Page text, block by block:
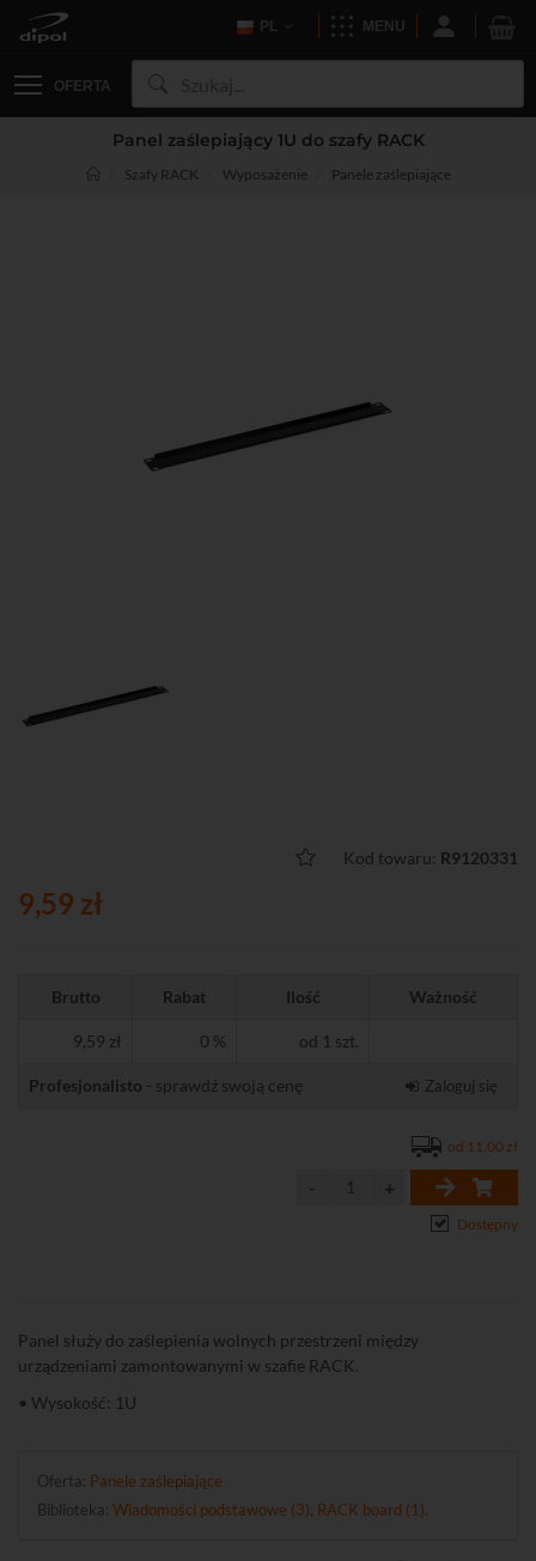
PL MENU
OFERTA
Panel zaślepiający 1U do szafy RACK
Szafy RACK Wyposażenie Panele zaślepiające
Kod towaru: R9120331
9,59 zł
Brutto Rabat Ilość Ważność
9,59 zł 0 % od 1 szt.
Profesjonalisto - sprawdź swoją cenę Zaloguj się
od 11,00 zł
Dostępny
Panel służy do zaślepienia wolnych przestrzeni między
urządzeniami zamontowanymi w szafie RACK.
• Wysokość: 1U
Oferta: Panele zaślepiające
Biblioteka: Wiadomości podstawowe (3) RACK board (1)